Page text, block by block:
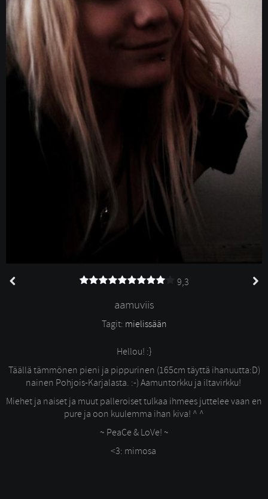
9,3
aamuviis
Tagit: mielissään
Hellou! :}
Täällä tämmönen pieni ja pippurinen (165cm täyttä ihanuutta:D)
nainen Pohjois-Karjalasta. :-) Aamuntorkku ja iltavirkku!
Miehet ja naiset ja muut palleroiset tulkaa ihmees juttelee vaan en
pure ja oon kuulemma ihan kiva! ^ ^
~ PeaCe & LoVe! ~
<3: mimosa